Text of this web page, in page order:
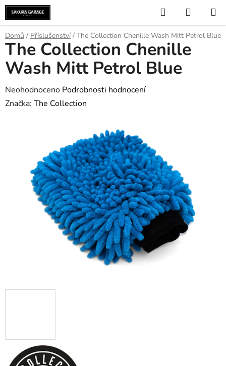
Přejít
na
obsah
Hledat
KOŠÍK
Domů / Příslušenství / The Collection Chenille Wash Mitt Petrol Blue
The Collection Chenille
Wash Mitt Petrol Blue
Průměrné
hodnocení
hvězdiček.
Neohodnoceno Podrobnosti hodnocení
Značka: The Collection